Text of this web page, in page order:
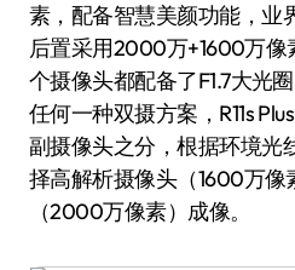
素，配备智慧美颜功能，业
后置采用2000万+1600万
个摄像头都配备了F1.7大光
任何一种双摄方案，R11s
副摄像头之分，根据环境光
择高解析摄像头（1600万
（2000万像素）成像。